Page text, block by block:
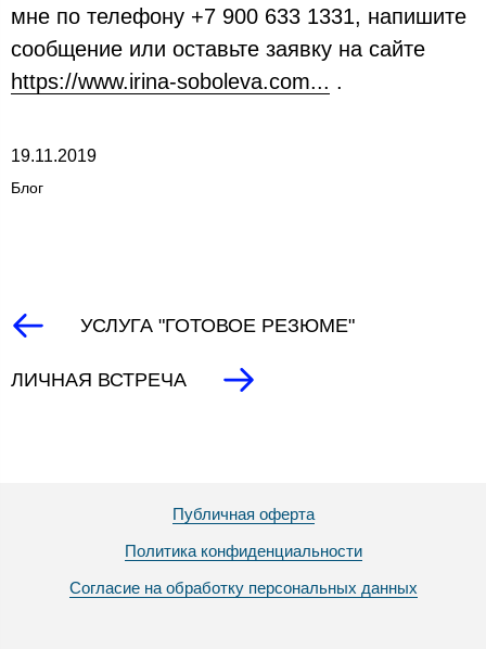
мне по телефону +7 900 633 1331, напишите
сообщение или оставьте заявку на сайте
https://www.irina-soboleva.com... .
19.11.2019
Блог
УСЛУГА "ГОТОВОЕ РЕЗЮМЕ"
ЛИЧНАЯ ВСТРЕЧА
Публичная оферта
Политика конфиденциальности
Согласие на обработку персональных данных